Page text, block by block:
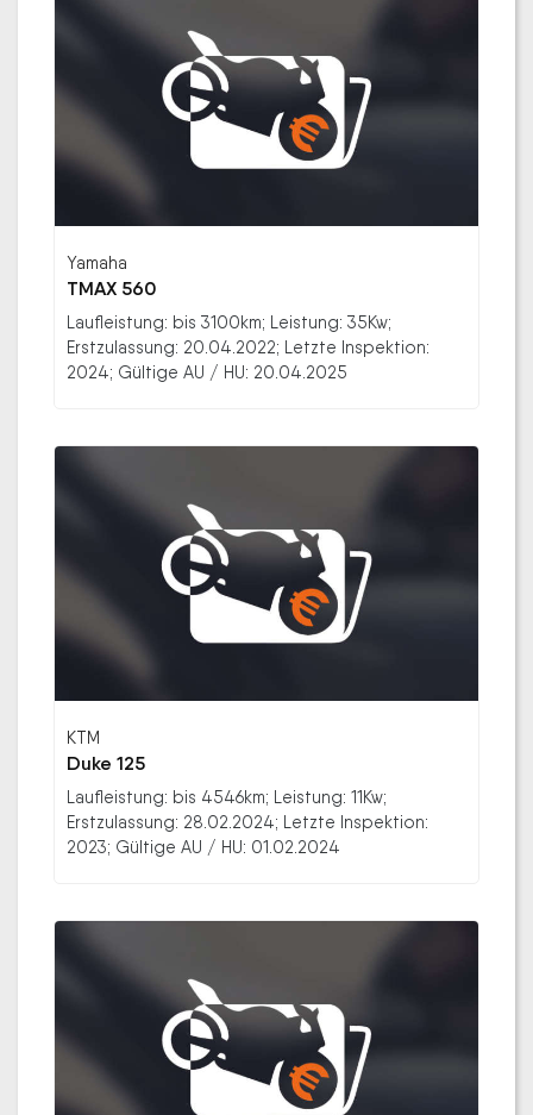
Yamaha
TMAX 560
Laufleistung: bis 3100km; Leistung: 35Kw;
Erstzulassung: 20.04.2022; Letzte Inspektion:
2024; Gültige AU / HU: 20.04.2025
KTM
Duke 125
Laufleistung: bis 4546km; Leistung: 11Kw;
Erstzulassung: 28.02.2024; Letzte Inspektion:
2023; Gültige AU / HU: 01.02.2024